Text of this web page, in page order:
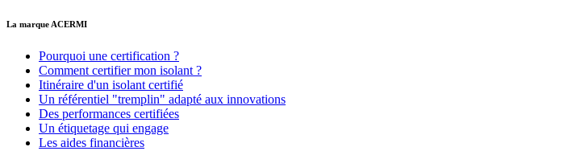
La marque ACERMI
Pourquoi une certification ?
Comment certifier mon isolant ?
Itinéraire d'un isolant certifié
Un référentiel "tremplin" adapté aux innovations
Des performances certifiées
Un étiquetage qui engage
Les aides financières